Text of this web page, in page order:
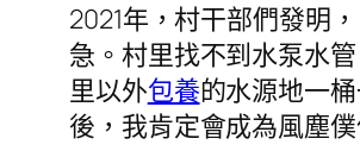
2021年，村干部們發明
急。村里找不到水泵水
里以外包養的水源地一
後，我肯定會成為風塵